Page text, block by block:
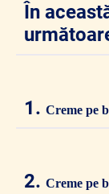
În
1. Creme pe
2. Creme pe